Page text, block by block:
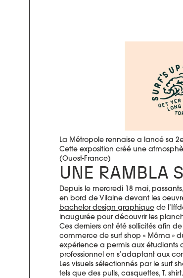
La Métropole rennaise a lancé sa
Cette exposition créé une
(Ouest-France)
UNE RAMBLA
Depuis le mercredi 18 mai,
en bord de Vilaine devant les
bachelor design graphique de
inaugurée pour découvrir les
Ces derniers ont été sollicités afin
commerce de surf shop « Môma »
expérience a permis aux étudiants
professionnel en s’adaptant aux
Les visuels sélectionnés par le surf
tels que des pulls, casquettes, T.